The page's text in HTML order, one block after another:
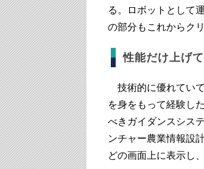
る。ロボットとして
の部分もこれからク
性能だけ上げ
技術的に優れてい
を身をもって経験し
べきガイダンスシス
ンチャー農業情報設
どの画面上に表示し